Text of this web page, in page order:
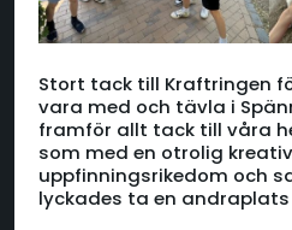
Stort tack till Kraftringen
vara med och tävla i
framför allt tack till våra
som med en otrolig
uppfinningsrikedom och
lyckades ta en